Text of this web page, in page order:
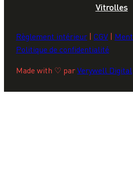
Vitrolles
Règlement intérieur | CGV |
Politique de confidentialité
Made with ♡ parVerywell Digital